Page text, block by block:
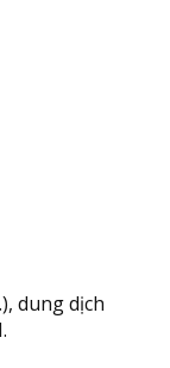
dung dịch